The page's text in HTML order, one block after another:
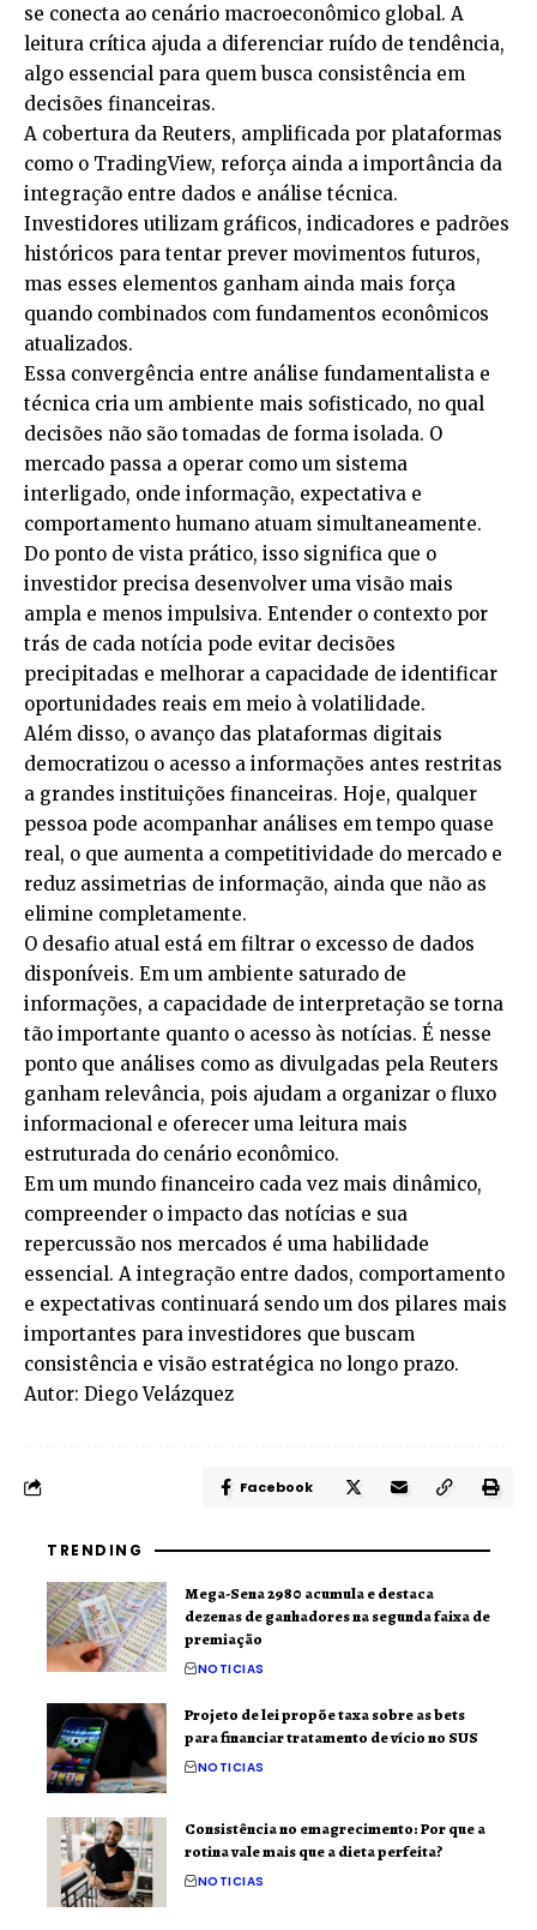
se conecta ao cenário macroeconômico global. A
leitura crítica ajuda a diferenciar ruído de tendência,
algo essencial para quem busca consistência em
decisões financeiras.
A cobertura da Reuters, amplificada por plataformas
como o TradingView, reforça ainda a importância da
integração entre dados e análise técnica.
Investidores utilizam gráficos, indicadores e padrões
históricos para tentar prever movimentos futuros,
mas esses elementos ganham ainda mais força
quando combinados com fundamentos econômicos
atualizados.
Essa convergência entre análise fundamentalista e
técnica cria um ambiente mais sofisticado, no qual
decisões não são tomadas de forma isolada. O
mercado passa a operar como um sistema
interligado, onde informação, expectativa e
comportamento humano atuam simultaneamente.
Do ponto de vista prático, isso significa que o
investidor precisa desenvolver uma visão mais
ampla e menos impulsiva. Entender o contexto por
trás de cada notícia pode evitar decisões
precipitadas e melhorar a capacidade de identificar
oportunidades reais em meio à volatilidade.
Além disso, o avanço das plataformas digitais
democratizou o acesso a informações antes restritas
a grandes instituições financeiras. Hoje, qualquer
pessoa pode acompanhar análises em tempo quase
real, o que aumenta a competitividade do mercado e
reduz assimetrias de informação, ainda que não as
elimine completamente.
O desafio atual está em filtrar o excesso de dados
disponíveis. Em um ambiente saturado de
informações, a capacidade de interpretação se torna
tão importante quanto o acesso às notícias. É nesse
ponto que análises como as divulgadas pela Reuters
ganham relevância, pois ajudam a organizar o fluxo
informacional e oferecer uma leitura mais
estruturada do cenário econômico.
Em um mundo financeiro cada vez mais dinâmico,
compreender o impacto das notícias e sua
repercussão nos mercados é uma habilidade
essencial. A integração entre dados, comportamento
e expectativas continuará sendo um dos pilares mais
importantes para investidores que buscam
consistência e visão estratégica no longo prazo.
Autor: Diego Velázquez
Facebook
TRENDING
Mega-Sena 2980 acumula e destaca
dezenas de ganhadores na segunda faixa de
premiação
NOTICIAS
Projeto de lei propõe taxa sobre as bets
para financiar tratamento de vício no SUS
NOTICIAS
Consistência no emagrecimento: Por que a
rotina vale mais que a dieta perfeita?
NOTICIAS